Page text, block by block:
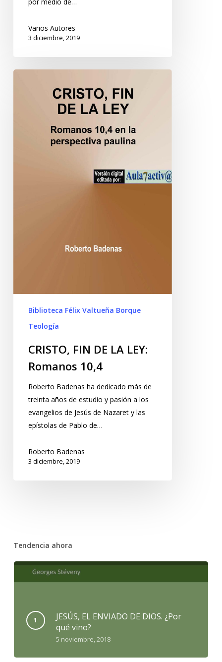
Varios Autores
3 diciembre, 2019
Biblioteca Félix Valtueña Borque
Teología
CRISTO, FIN DE LA LEY:
Romanos 10,4
Roberto Badenas ha dedicado más de
treinta años de estudio y pasión a los
evangelios de Jesús de Nazaret y las
epístolas de Pablo de…
Roberto Badenas
3 diciembre, 2019
Tendencia ahora
JESÚS, EL ENVIADO DE DIOS. ¿Por
qué vino?
5 noviembre, 2018